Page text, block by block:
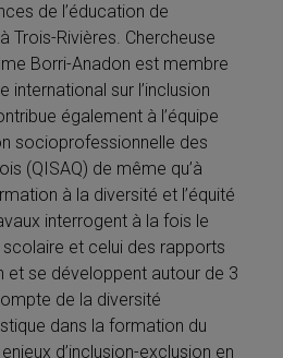
de l’éducation de
Trois-Rivières. Chercheuse
Borri-Anadon est membre
international sur l’inclusion
également à l’équipe
socioprofessionnelle des
(QISAQ) de même qu’à
à la diversité et l’équité
interrogent à la fois le
et celui des rapports
et se développent autour de 3
de la diversité
dans la formation du
d’inclusion-exclusion en